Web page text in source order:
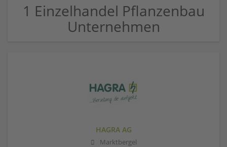
1 Einzelhandel Pflanzenbau
Unternehmen
HAGRA AG
Marktbergel